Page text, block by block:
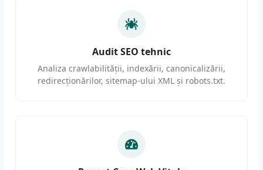
Audit SEO tehnic
Analiza crawlabilității, indexării, canonicalizării,
redirecționărilor, sitemap-ului XML și robots.txt.